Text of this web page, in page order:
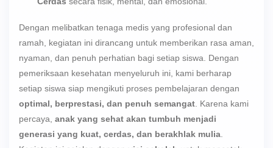
Dengan melibatkan tenaga medis yang profesional dan
ramah, kegiatan ini dirancang untuk memberikan rasa aman,
nyaman, dan penuh perhatian bagi setiap siswa. Dengan
pemeriksaan kesehatan menyeluruh ini, kami berharap
setiap siswa siap mengikuti proses pembelajaran dengan
optimal, berprestasi, dan penuh semangat. Karena kami
percaya, anak yang sehat akan tumbuh menjadi
generasi yang kuat, cerdas, dan berakhlak mulia.